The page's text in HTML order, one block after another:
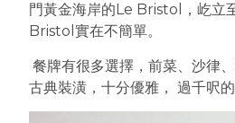
門黃金海岸的Le Bristol，屹立
Bristol實在不簡單。
餐牌有很多選擇，前菜、沙律
古典裝潢，十分優雅， 過千呎